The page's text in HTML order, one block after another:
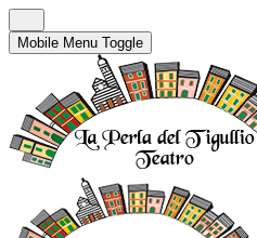
Mobile Menu Toggle